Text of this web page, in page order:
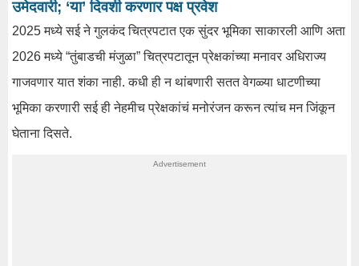
उमेदवारी; ‘या’ दिवशी करणार पक्ष प्रवेश
2025 मध्ये सई ने गुलकंद चित्रपटात एक सुंदर भूमिका साकारली आणि अता
2026 मध्ये “तुंबाडची मंजुळा” चित्रपटातून प्रेक्षकांच्या मनावर अधिराज्य
गाजवणार यात शंका नाही. कधी ही न थांबणारी सतत वेगळ्या धाटणीच्या
भूमिका करणारी सई ही नेहमीच प्रेक्षकांचं मनोरंजन करून त्यांच मन जिंकून
घेताना दिसते.